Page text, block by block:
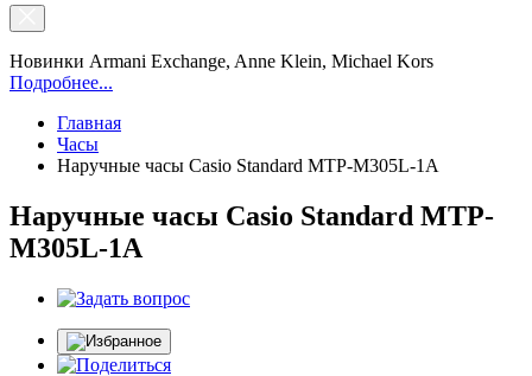
Новинки Armani Exchange, Anne Klein, Michael Kors
Подробнее...
Главная
Часы
Наручные часы Casio Standard MTP-M305L-1A
Наручные часы Casio Standard MTP-
M305L-1A